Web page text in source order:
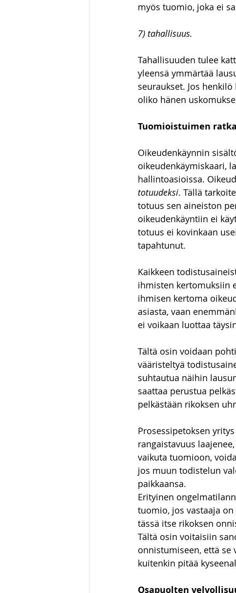
myös tuomio, joka ei
7) tahallisuus.
Tahallisuuden tulee
yleensä ymmärtää
seuraukset. Jos
oliko hänen
Tuomioistuimen
Oikeudenkäynnin
oikeudenkäymiskaari,
hallintoasioissa.
totuudeksi. Tällä
totuus sen aineiston
oikeudenkäyntiin ei
totuus ei kovinkaan
tapahtunut.
Kaikkeen
ihmisten kertomuksiin
ihmisen kertoma
asiasta, vaan
ei voikaan luottaa
Tältä osin voidaan
vääristeltyä
suhtautua näihin
saattaa perustua
pelkästään rikoksen
Prosessipetoksen
rangaistavuus
vaikuta tuomioon,
jos muun todistelun
paikkaansa.
Erityinen
tuomio, jos vastaaja
tässä itse rikoksen
Tältä osin voitaisiin
onnistumiseen, että se
kuitenkin pitää
Osapuolten